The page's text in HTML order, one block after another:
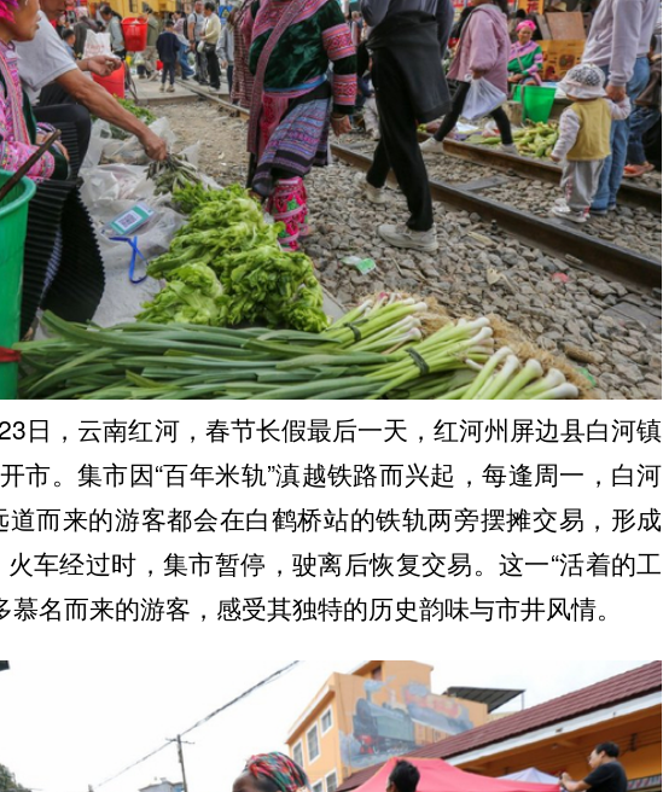
日，云南红河，春节长假最后一天，红河州屏边县白河镇
市。集市因“百年米轨”滇越铁路而兴起，每逢周一，白河
而来的游客都会在白鹤桥站的铁轨两旁摆摊交易，形成
车经过时，集市暂停，驶离后恢复交易。这一“活着的工
慕名而来的游客，感受其独特的历史韵味与市井风情。